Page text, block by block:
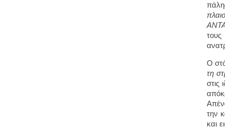
Ο
τη
στις
την
και